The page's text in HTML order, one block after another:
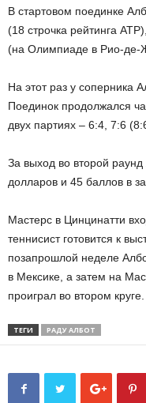
В стартовом поединке
(18 строчка рейтинга
(на Олимпиаде в Рио-де-
На этот раз у соперника
Поединок продолжался
двух партиях – 6:4, 7:6
За выход во второй
долларов и 45 баллов в
Мастерс в Цинцинатти
теннисист готовится к
позапрошлой неделе
в Мексике, а затем на
проиграл во втором круге.
ТЕГИ РАДУ АЛБОТ